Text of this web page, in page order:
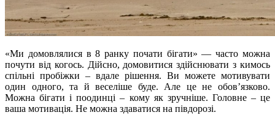
«Ми домовлялися в 8 ранку почати бігати» — часто можна
почути від когось. Дійсно, домовитися здійснювати з кимось
спільні пробіжки – вдале рішення. Ви можете мотивувати
один одного, та й веселіше буде. Але це не обов’язково.
Можна бігати і поодинці – кому як зручніше. Головне – це
ваша мотивація. Не можна здаватися на півдорозі.